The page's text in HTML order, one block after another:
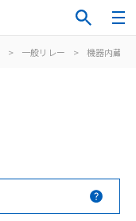
> 一般リレー > 機器内蔵用